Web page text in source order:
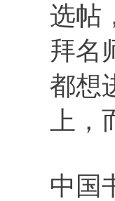
选帖
拜名
都想
上
中国